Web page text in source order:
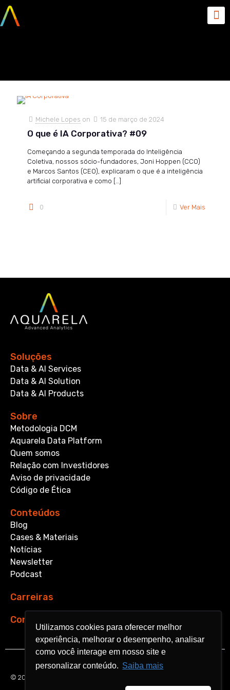
Utilizamos cookies para oferecer melhor
experiência, melhorar o desempenho, analisar
como você interage em nosso site e
personalizar conteúdo. Saiba mais
Utilizamos cookies para oferecer melhor
experiência, melhorar o desempenho, analisar
como você interage em nosso site e
personalizar conteúdo. Saiba mais
Michele Lopes on 15 de março de 2024
O que é IA Corporativa? #09
Começando a segunda temporada do Inteligência
Coletiva, nossos sócio-fundadores, Joni Hoppen (CCO)
e Marcos Santos (CEO), explicaram o que é a inteligência
artificial corporativa e como […]
0 Ver Mais
Soluções
Data & AI Services
Data & AI Solution
Data & AI Products
Sobre
Metodologia DCM
Aquarela Data Platform
Quem somos
Relação com Investidores
Aviso de privacidade
Código de Ética
Conteúdos
Blog
Cases & Materiais
Notícias
Newsletter
Podcast
Carreiras
Contato
© 2026 Aquarela Analytics. All rights reserved.